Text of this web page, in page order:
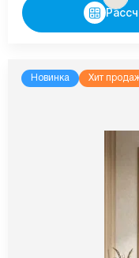
Новинка Хит